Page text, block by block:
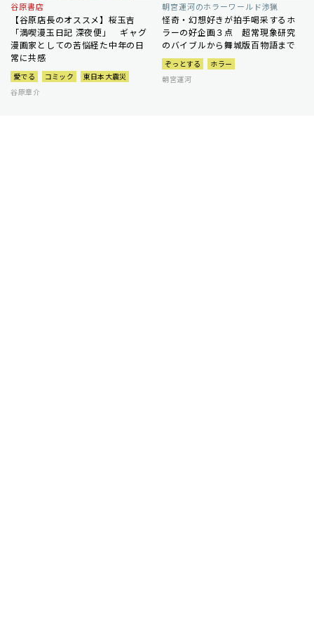
谷原書店
【谷原店長のオススメ】桜玉吉
「満喫漫玉日記 深夜便」 ギャグ
漫画家としての苦悩経た中年の日
常に共感
愛でる コミック
東日本大震災
谷原章介
朝宮運河のホラーワールド渉猟
怪奇・幻想好きが拍手喝采するホ
ラーの好企画３点 超常現象研究
のバイブルから舞城版百物語まで
ぞっとする
ホラー
朝宮運河